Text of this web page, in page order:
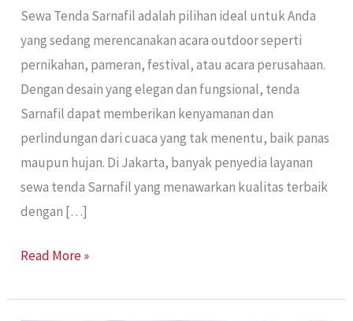
Sewa Tenda Sarnafil adalah pilihan ideal untuk Anda
yang sedang merencanakan acara outdoor seperti
pernikahan, pameran, festival, atau acara perusahaan.
Dengan desain yang elegan dan fungsional, tenda
Sarnafil dapat memberikan kenyamanan dan
perlindungan dari cuaca yang tak menentu, baik panas
maupun hujan. Di Jakarta, banyak penyedia layanan
sewa tenda Sarnafil yang menawarkan kualitas terbaik
dengan […]
Read More »